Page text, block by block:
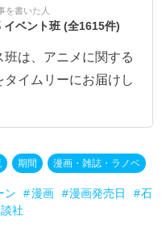
を書いた人
イベント班(全1615件)
は、アニメに関する
イムリーにお届けし
期間 漫画・雑誌・ラノベ
ン 漫画 漫画発売日
石
社